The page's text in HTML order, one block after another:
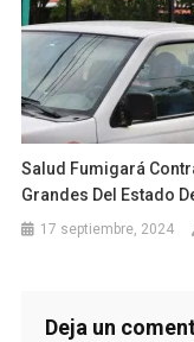
Salud Fumigará
Grandes Del Estado
17 septiembre, 2024
Deja un